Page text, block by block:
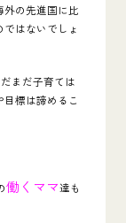
の先進国に比
はないでしょ
まだ子育ては
目標は諦めるこ
働くママ達も